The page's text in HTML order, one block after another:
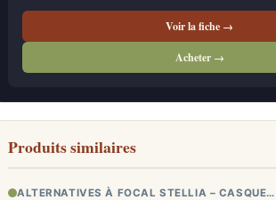
Voir la fiche →
Acheter →
Produits similaires
ALTERNATIVES À FOCAL STELLIA – CASQUE…